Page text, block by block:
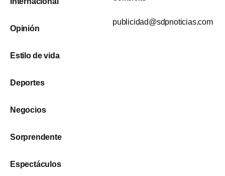
Opinión
Estilo de vida
Deportes
Negocios
Sorprendente
Espectáculos
publicidad@sdpnoticias.com